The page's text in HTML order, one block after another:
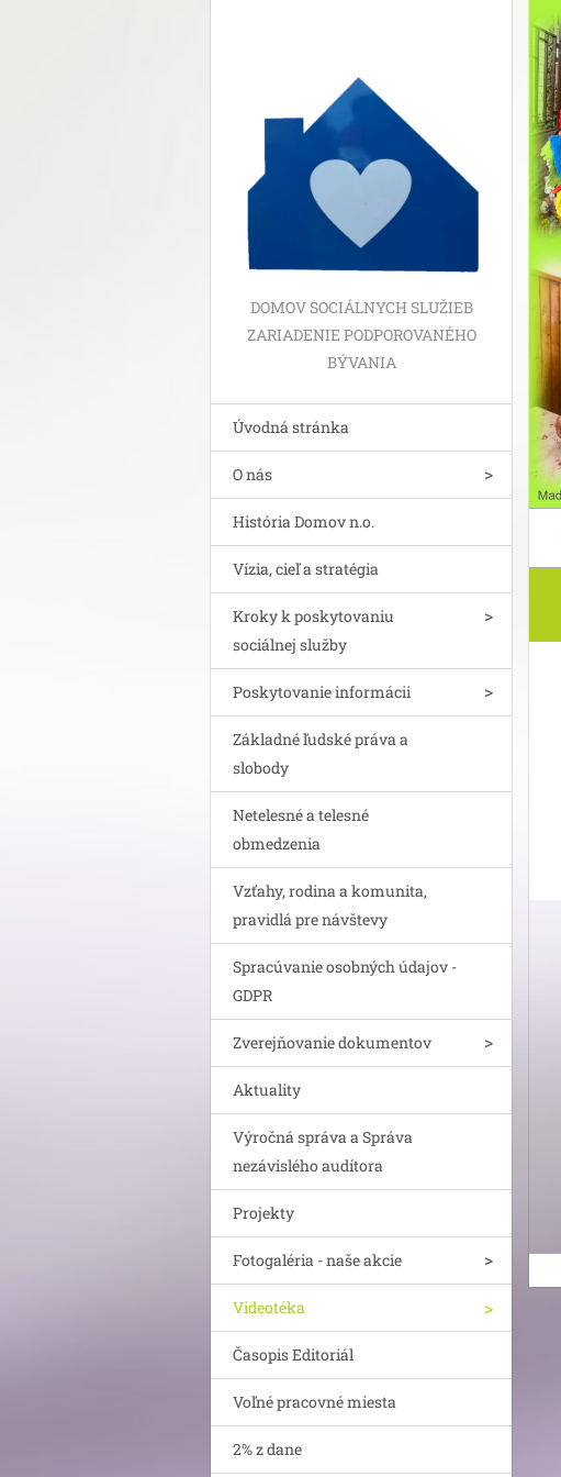
DOMOV SOCIÁLNYCH SLUŽIEB
ZARIADENIE PODPOROVANÉHO
BÝVANIA
Úvodná stránka
O nás
História Domov n.o.
Vízia, cieľ a stratégia
Kroky k poskytovaniu
sociálnej služby
Poskytovanie informácii
Základné ľudské práva a
slobody
Netelesné a telesné
obmedzenia
Vzťahy, rodina a komunita,
pravidlá pre návštevy
Spracúvanie osobných údajov -
GDPR
Zverejňovanie dokumentov
Aktuality
Výročná správa a Správa
nezávislého audítora
Projekty
Fotogaléria - naše akcie
Videotéka
Časopis Editoriál
Voľné pracovné miesta
2% z dane